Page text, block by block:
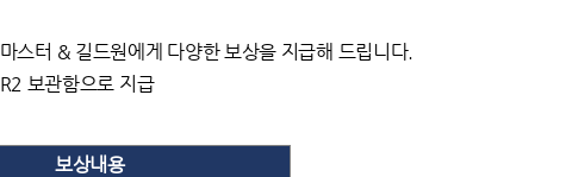
터 & 길드원에게 다양한 보상을 지급해 드립니다.
보관함으로 지급
보상내용